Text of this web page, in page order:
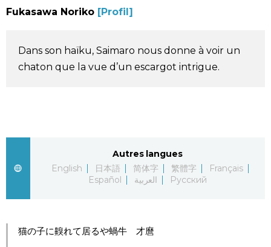
Gastronomie
Données
Séries
Personnages
official SNS
Fukasawa Noriko [Profil]
Dans son haïku, Saimaro nous donne à voir un
chaton que la vue d’un escargot intrigue.
Autres langues
English
日本語 简体字 繁體字
Français
Español
العربية Русский
猫の子に齅れて居るや蝸牛 才麿